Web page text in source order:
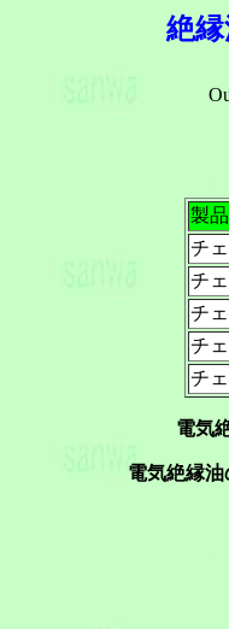
絶縁
製
チ
チ
チ
チ
チ
電気
電気絶縁油